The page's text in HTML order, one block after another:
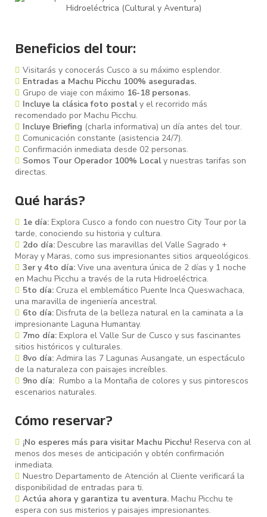
Beneficios del tour:
Visitarás y conocerás Cusco a su máximo esplendor.
Entradas a Machu Picchu 100% aseguradas.
Grupo de viaje con máximo 16-18 personas.
Incluye la clásica foto postaly el recorrido más
recomendado por Machu Picchu.
Incluye Briefing (charla informativa) un día antes del tour.
Comunicación constante (asistencia 24/7).
Confirmación inmediata desde 02 personas.
Somos Tour Operador 100% Localy nuestras tarifas son
directas.
Qué harás?
1e día: Explora Cusco a fondo con nuestro City Tour por la
tarde, conociendo su historia y cultura.
2do día: Descubre las maravillas del Valle Sagrado +
Moray y Maras, como sus impresionantes sitios arqueológicos.
3er y 4to día: Vive una aventura única de 2 días y 1 noche
en Machu Picchu a través de la ruta Hidroeléctrica.
5to día: Cruza el emblemático Puente Inca Queswachaca,
una maravilla de ingeniería ancestral.
6to día: Disfruta de la belleza natural en la caminata a la
impresionante Laguna Humantay.
7mo día: Explora el Valle Sur de Cusco y sus fascinantes
sitios históricos y culturales.
8vo día: Admira las 7 Lagunas Ausangate, un espectáculo
de la naturaleza con paisajes increíbles.
9no día: Rumbo a la Montaña de colores y sus pintorescos
escenarios naturales.
Cómo reservar?
¡No esperes más para visitar Machu Picchu! Reserva con al
menos dos meses de anticipación y obtén confirmación
inmediata.
Nuestro Departamento de Atención al Cliente verificará la
disponibilidad de entradas para ti.
Actúa ahora y garantiza tu aventura. Machu Picchu te
espera con sus misterios y paisajes impresionantes.